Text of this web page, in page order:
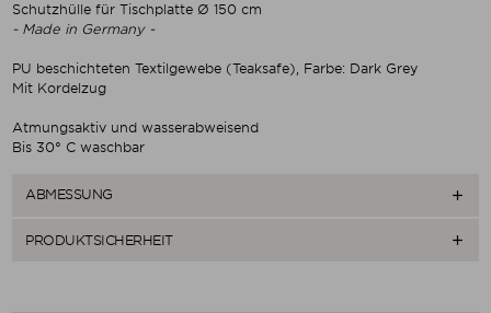
Schutzhülle für Tischplatte Ø 150 cm
- Made in Germany -
PU beschichteten Textilgewebe (Teaksafe), Farbe: Dark Grey
Mit Kordelzug
Atmungsaktiv und wasserabweisend
Bis 30° C waschbar
ABMESSUNG 
PRODUKTSICHERHEIT 